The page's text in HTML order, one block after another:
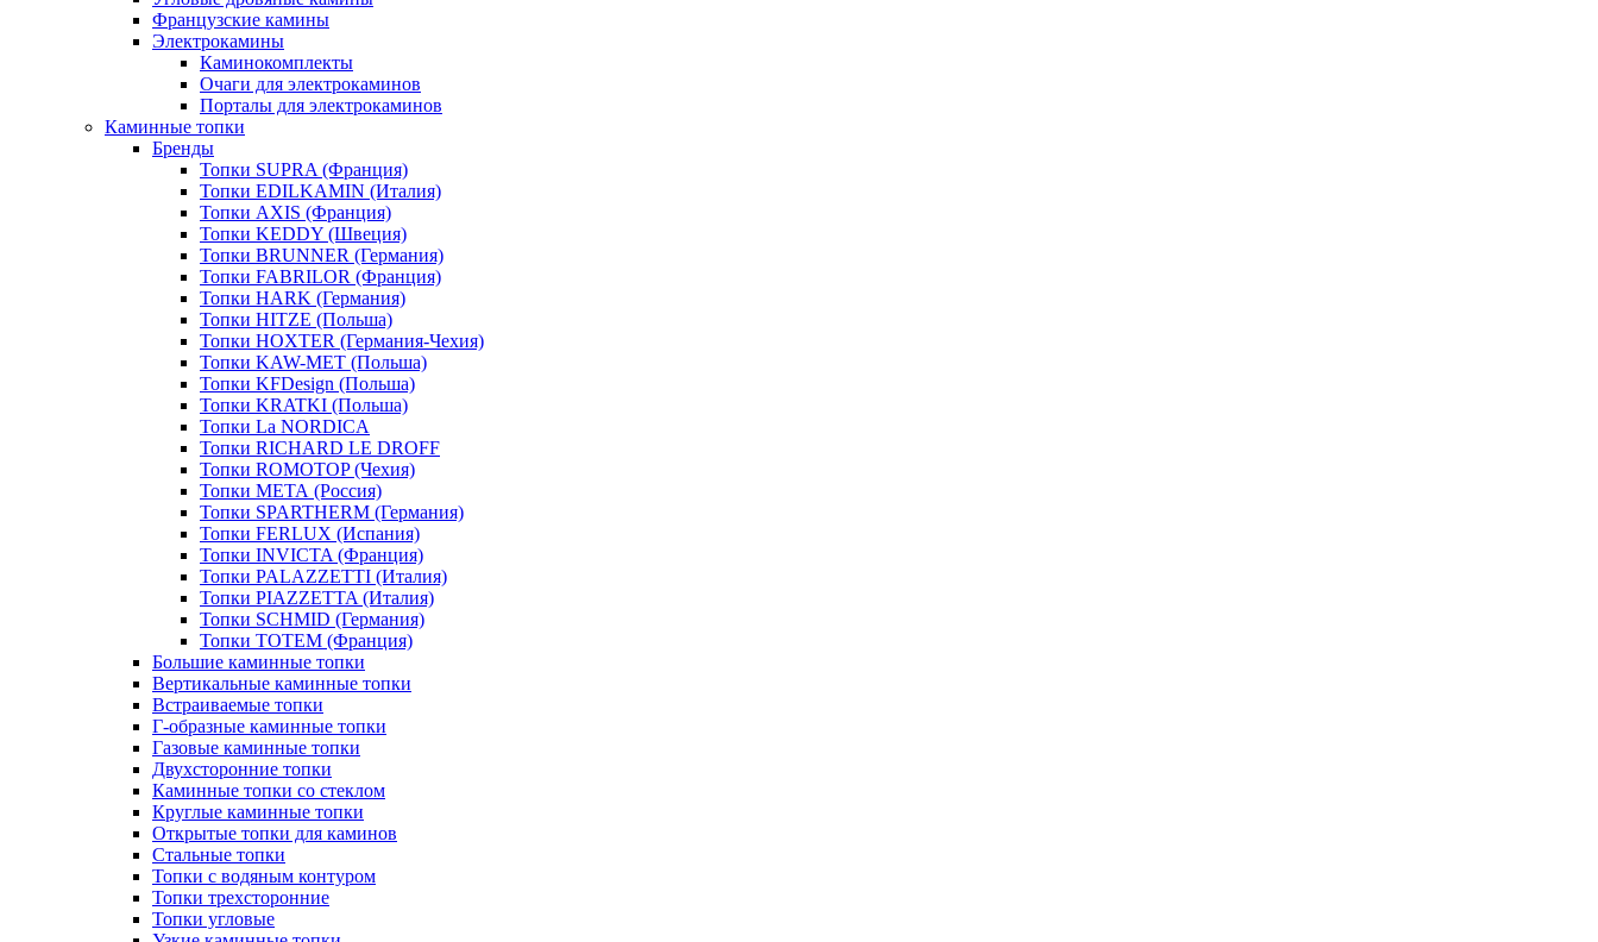
Французские камины
Электрокамины
Каминокомплекты
Очаги для электрокаминов
Порталы для электрокаминов
Каминные топки
Бренды
Топки SUPRA (Франция)
Топки EDILKAMIN (Италия)
Топки AXIS (Франция)
Топки KEDDY (Швеция)
Топки BRUNNER (Германия)
Топки FABRILOR (Франция)
Топки HARK (Германия)
Топки HITZE (Польша)
Топки HOXTER (Германия-Чехия)
Топки KAW-MET (Польша)
Топки KFDesign (Польша)
Топки KRATKI (Польша)
Топки La NORDICA
Топки RICHARD LE DROFF
Топки ROMOTOP (Чехия)
Топки МЕТА (Россия)
Топки SPARTHERM (Германия)
Топки FERLUX (Испания)
Топки INVICTA (Франция)
Топки PALAZZETTI (Италия)
Топки PIAZZETTA (Италия)
Топки SCHMID (Германия)
Топки TOTEM (Франция)
Большие каминные топки
Вертикальные каминные топки
Встраиваемые топки
Г-образные каминные топки
Газовые каминные топки
Двухсторонние топки
Каминные топки со стеклом
Круглые каминные топки
Открытые топки для каминов
Стальные топки
Топки с водяным контуром
Топки трехсторонние
Топки угловые